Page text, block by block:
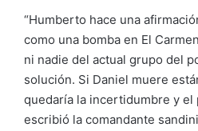
“Humberto hace una
como una bomba en El
ni nadie del actual grupo del
solución. Si Daniel muere
quedaría la incertidumbre y el
escribió la comandante